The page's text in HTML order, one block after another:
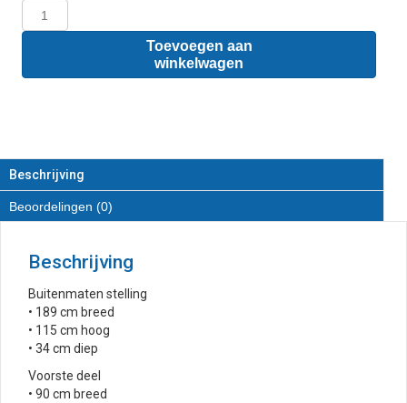
Vivaro
Houten
links
T3
aantal
Toevoegen aan
winkelwagen
Beschrijving
Beoordelingen (0)
Beschrijving
Buitenmaten stelling
• 189 cm breed
• 115 cm hoog
• 34 cm diep
Voorste deel
• 90 cm breed